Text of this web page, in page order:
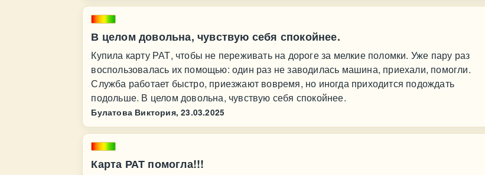
В целом довольна, чувствую себя спокойнее.
Купила карту РАТ, чтобы не переживать на дороге за мелкие поломки. Уже пару раз
воспользовалась их помощью: один раз не заводилась машина, приехали, помогли.
Служба работает быстро, приезжают вовремя, но иногда приходится подождать
подольше. В целом довольна, чувствую себя спокойнее.
Булатова Виктория, 23.03.2025
Карта РАТ помогла!!!